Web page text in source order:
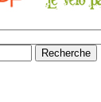
Recherche